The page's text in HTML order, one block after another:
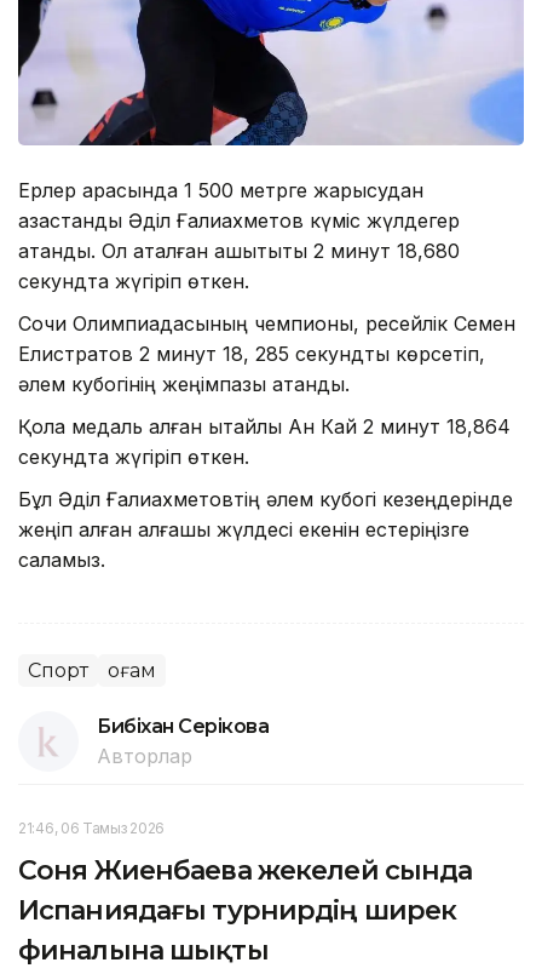
Ерлер арасында 1 500 метрге жарысудан
қазақстандық Әділ Ғалиахметов күміс жүлдегер
атанды. Ол аталған қашықтықты 2 минут 18,680
секундта жүгіріп өткен.
Сочи Олимпиадасының чемпионы, ресейлік Семен
Елистратов 2 минут 18, 285 секундты көрсетіп,
әлем кубогінің жеңімпазы атанды.
Қола медаль алған қытайлық Ан Кай 2 минут 18,864
секундта жүгіріп өткен.
Бұл Әділ Ғалиахметовтің әлем кубогі кезеңдерінде
жеңіп алған алғашқы жүлдесі екенін естеріңізге
саламыз.
Спорт Қоғам
Бибіхан Серікова
Авторлар
21:46, 06 Тамыз 2026
Соня Жиенбаева жекелей сында
Испаниядағы турнирдің ширек
финалына шықты